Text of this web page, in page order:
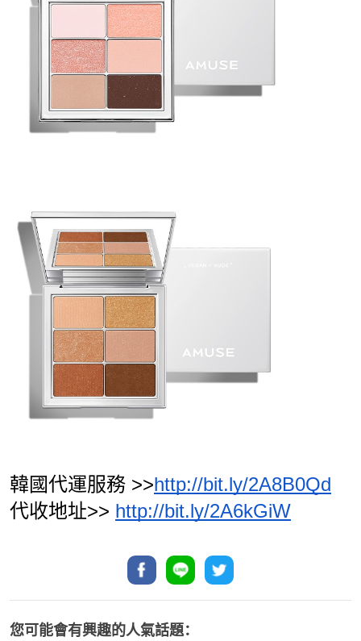
韓國代運服務 >>http://bit.ly/2A8B0Qd
代收地址>> http://bit.ly/2A6kGiW
您可能會有興趣的人氣話題：